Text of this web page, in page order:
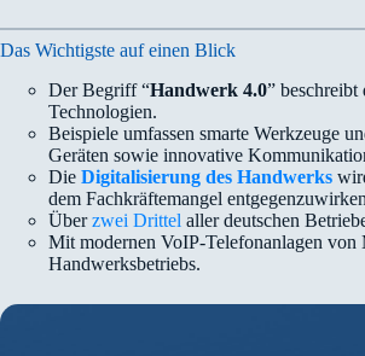
Das Wichtigste auf einen Blick
Der Begriff “Handwerk 4.0”
Technologien.
Beispiele umfassen smarte Werkzeuge
Geräten sowie innovative
Die Digitalisierung des Handwerks
dem Fachkräftemangel
Überzwei Drittel aller deutschen
Mit modernen VoIP-Telefonanlagen
Handwerksbetriebs.